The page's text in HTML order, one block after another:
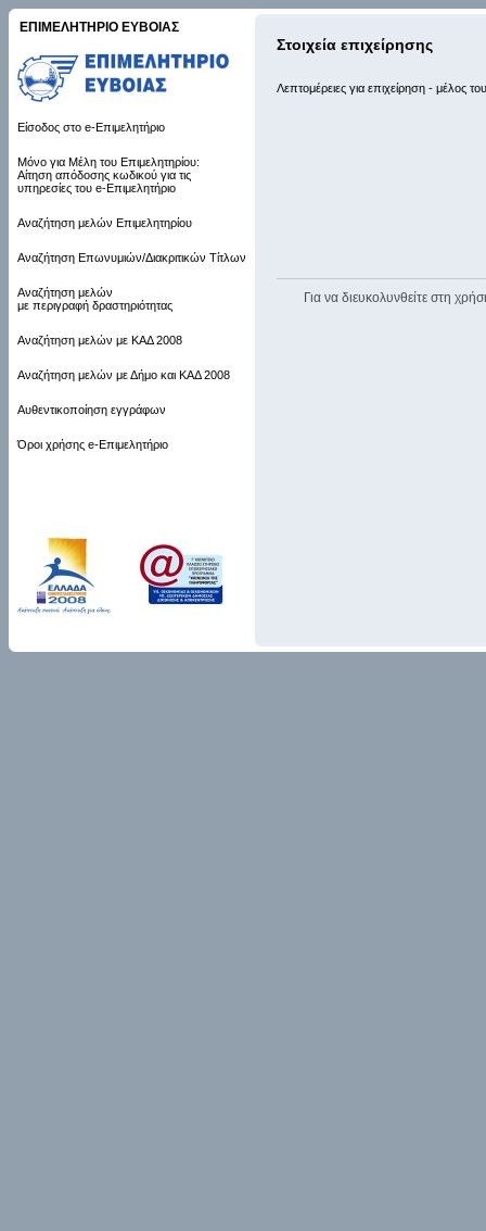
ΕΠΙΜΕΛΗΤΗΡΙΟ ΕΥΒΟΙΑΣ
Είσοδος στο e-Επιμελητήριο
Μόνο για Μέλη του Επιμελητηρίου:
Αίτηση απόδοσης κωδικού για τις
υπηρεσίες του e-Επιμελητήριο
Αναζήτηση μελών Επιμελητηρίου
Αναζήτηση Επωνυμιών/Διακριτικών Τίτλων
Αναζήτηση μελών
με περιγραφή δραστηριότητας
Αναζήτηση μελών με ΚΑΔ 2008
Αναζήτηση μελών με Δήμο και ΚΑΔ 2008
Αυθεντικοποίηση εγγράφων
Όροι χρήσης e-Επιμελητήριο
Στοιχεία επιχείρησης
Λεπτομέρειες για επιχείρηση - μέλος
Για να διευκολυνθείτε στη